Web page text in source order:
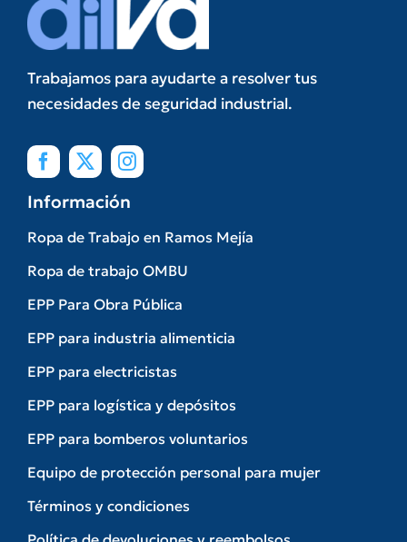
Trabajamos para ayudarte a resolver tus
necesidades de seguridad industrial.
Información
Ropa de Trabajo en Ramos Mejía
Ropa de trabajo OMBU
EPP Para Obra Pública
EPP para industria alimenticia
EPP para electricistas
EPP para logística y depósitos
EPP para bomberos voluntarios
Equipo de protección personal para mujer
Términos y condiciones